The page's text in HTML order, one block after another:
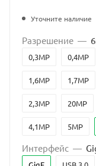
Уточните наличие
Разрешение —
0,3MP 0,4MP
1,6MP 1,7MP
2,3MP 20MP
4,1MP 5MP
Интерфейс —